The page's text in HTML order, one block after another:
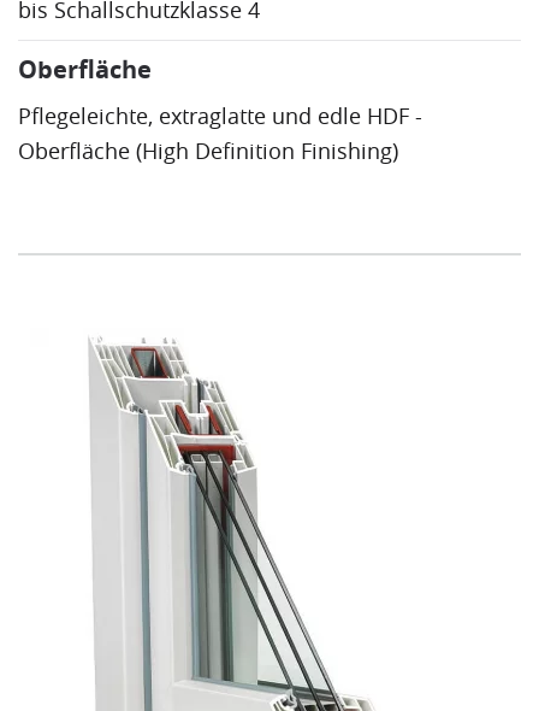
bis Schallschutzklasse 4
Oberfläche
Pflegeleichte, extraglatte und edle HDF -
Oberfläche (High Definition Finishing)